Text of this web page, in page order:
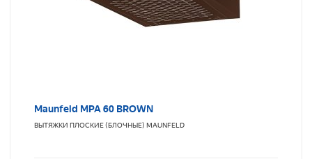
Maunfeld MPA 60 BROWN
ВЫТЯЖКИ ПЛОСКИЕ (БЛОЧНЫЕ) MAUNFELD